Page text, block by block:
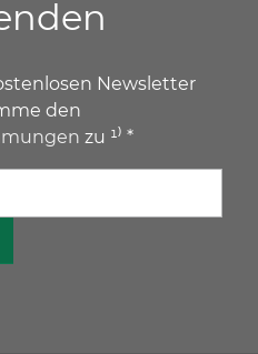
Newsletter
den
zu ¹⁾ *